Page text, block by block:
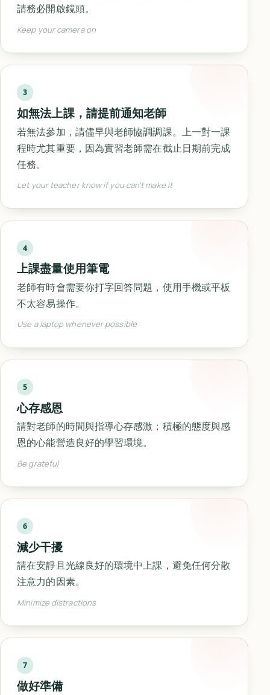
請務必開啟鏡頭。
Keep your camera on
3
如無法上課，請提前通知老師
若無法參加，請儘早與老師協調調課。上一對一課
程時尤其重要，因為實習老師需在截止日期前完成
任務。
Let your teacher know if you can't make it
4
上課盡量使用筆電
老師有時會需要你打字回答問題，使用手機或平板
不太容易操作。
Use a laptop whenever possible
5
心存感恩
請對老師的時間與指導心存感激；積極的態度與感
恩的心能營造良好的學習環境。
Be grateful
6
減少干擾
請在安靜且光線良好的環境中上課，避免任何分散
注意力的因素。
Minimize distractions
7
做好準備